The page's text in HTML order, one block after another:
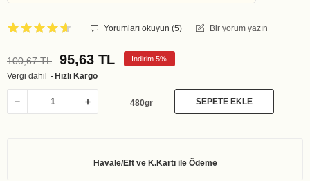
Yorumları okuyun (5) Bir yorum yazın
100,67 TL 95,63 TL İndirim 5%
Vergi dahil Hızlı Kargo
480gr SEPETE EKLE